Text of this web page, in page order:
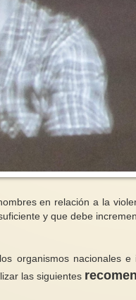
en relación a la
y que debe
organismos nacionales
las siguientesConociendo el